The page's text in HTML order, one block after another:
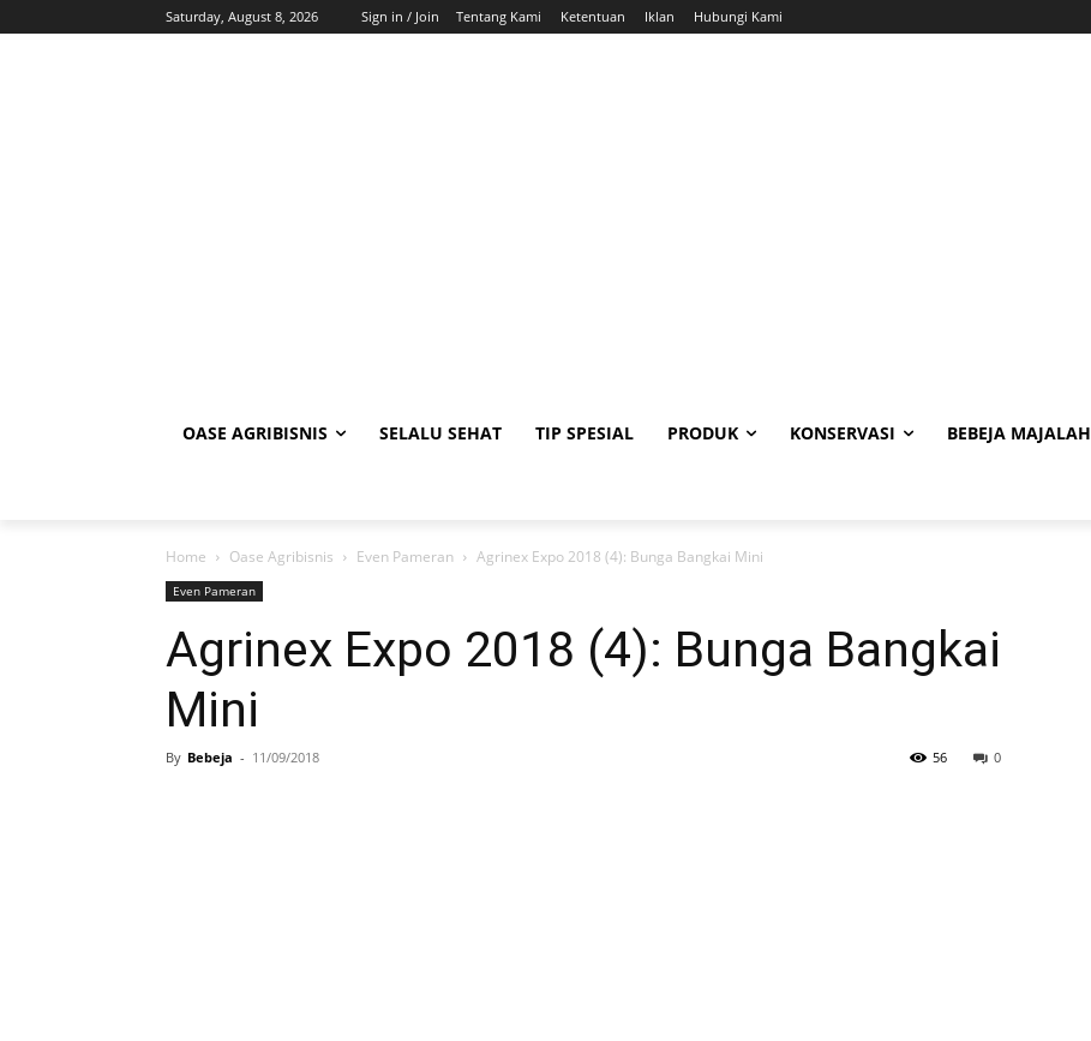
Saturday, August 8, 2026 Sign in / Join Tentang Kami Ketentuan Iklan Hubungi Kami
OASE AGRIBISNIS SELALU SEHAT TIP SPESIAL PRODUK KONSERVASI BEBEJA MAJALAH
Home Oase Agribisnis Even Pameran Agrinex Expo 2018 (4): Bunga Bangkai Mini
Even Pameran
Agrinex Expo 2018 (4): Bunga Bangkai
Mini
By Bebeja - 11/09/2018 0
56